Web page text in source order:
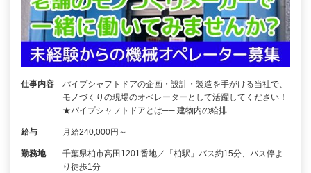
仕事内容
パイプシャフトドアの企画・設計・製造を手がける当社で、
モノづくりの現場のオペレーターとして活躍してください！
★パイプシャフトドアとは── 建物内の給排…
給与 月給240,000円～
勤務地
千葉県柏市高田1201番地／「柏駅」バス約15分、バス停よ
り徒歩1分